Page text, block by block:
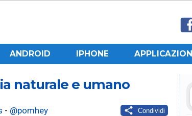
ANDROID IPHONE
naturale e umano
Condividi
- @pomhey